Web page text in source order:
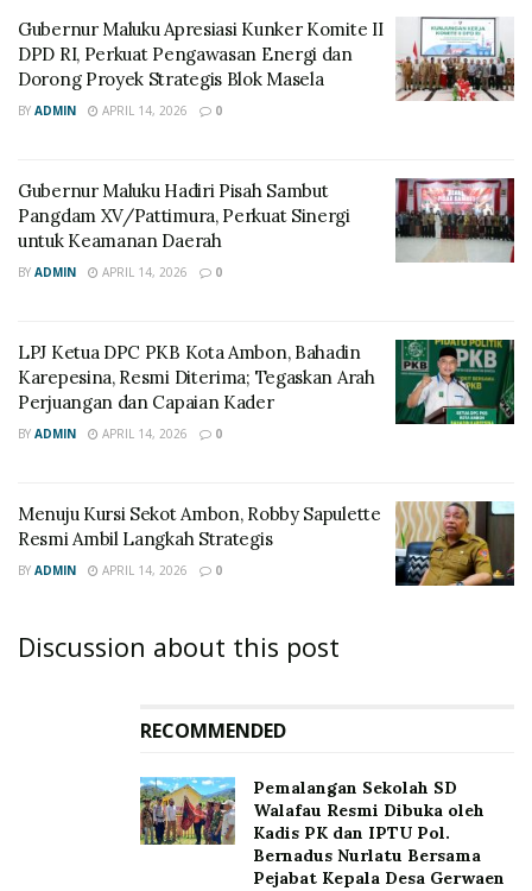
Gubernur Maluku Apresiasi Kunker Komite II
DPD RI, Perkuat Pengawasan Energi dan
Dorong Proyek Strategis Blok Masela
BY ADMIN APRIL 14, 2026 0
Gubernur Maluku Hadiri Pisah Sambut
Pangdam XV/Pattimura, Perkuat Sinergi
untuk Keamanan Daerah
BY ADMIN APRIL 14, 2026 0
LPJ Ketua DPC PKB Kota Ambon, Bahadin
Karepesina, Resmi Diterima; Tegaskan Arah
Perjuangan dan Capaian Kader
BY ADMIN APRIL 14, 2026 0
Menuju Kursi Sekot Ambon, Robby Sapulette
Resmi Ambil Langkah Strategis
BY ADMIN APRIL 14, 2026 0
Discussion about this post
RECOMMENDED
Pemalangan Sekolah SD
Walafau Resmi Dibuka oleh
Kadis PK dan IPTU Pol.
Bernadus Nurlatu Bersama
Pejabat Kepala Desa Gerwaen